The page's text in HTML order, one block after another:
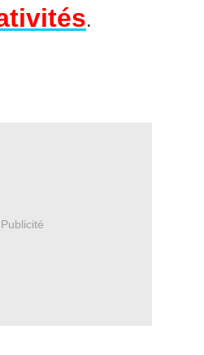
.
Publicité